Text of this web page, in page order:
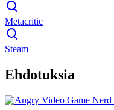
Metacritic
Steam
Ehdotuksia